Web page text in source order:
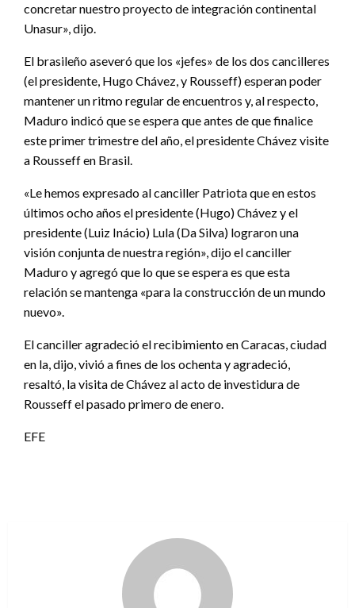
concretar nuestro proyecto de integración continental
Unasur», dijo.
El brasileño aseveró que los «jefes» de los dos cancilleres
(el presidente, Hugo Chávez, y Rousseff) esperan poder
mantener un ritmo regular de encuentros y, al respecto,
Maduro indicó que se espera que antes de que finalice
este primer trimestre del año, el presidente Chávez visite
a Rousseff en Brasil.
«Le hemos expresado al canciller Patriota que en estos
últimos ocho años el presidente (Hugo) Chávez y el
presidente (Luiz Inácio) Lula (Da Silva) lograron una
visión conjunta de nuestra región», dijo el canciller
Maduro y agregó que lo que se espera es que esta
relación se mantenga «para la construcción de un mundo
nuevo».
El canciller agradeció el recibimiento en Caracas, ciudad
en la, dijo, vivió a fines de los ochenta y agradeció,
resaltó, la visita de Chávez al acto de investidura de
Rousseff el pasado primero de enero.
EFE